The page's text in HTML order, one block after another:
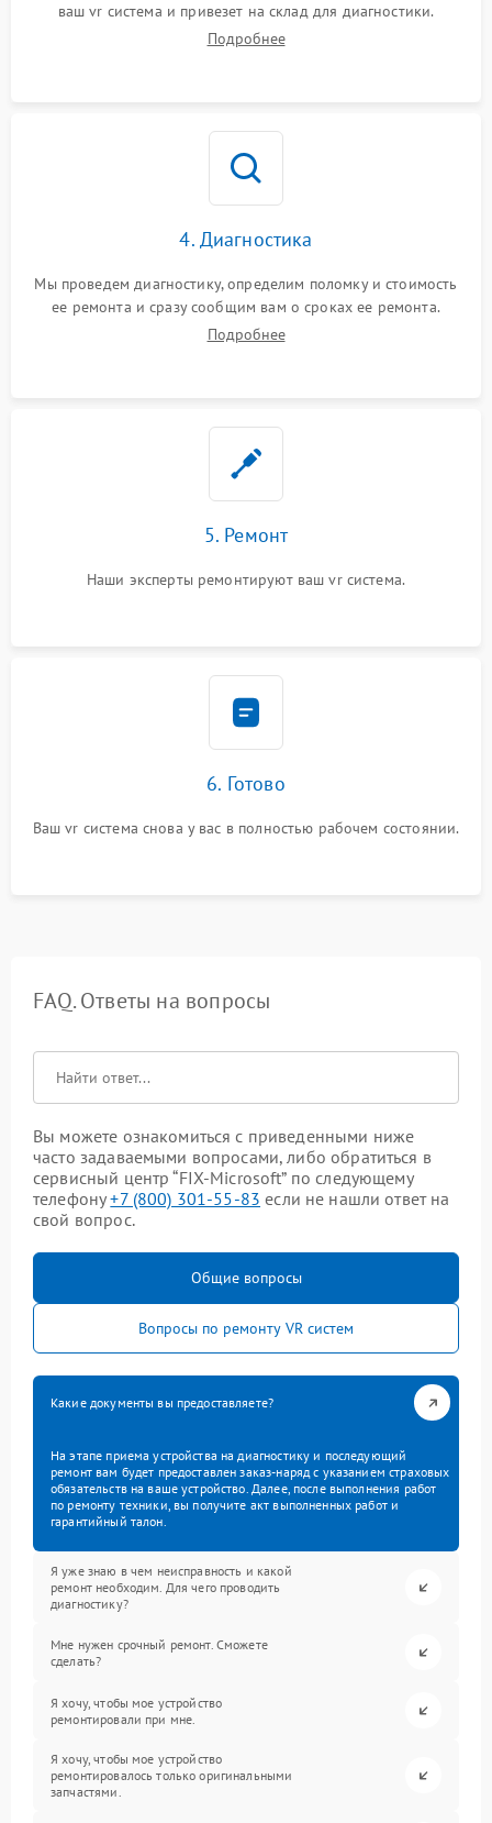
ваш vr система и привезет на склад для диагностики.
Подробнее
4. Диагностика
Мы проведем диагностику, определим поломку и стоимость
ее ремонта и сразу сообщим вам о сроках ее ремонта.
Подробнее
5. Ремонт
Наши эксперты ремонтируют ваш vr система.
6. Готово
Ваш vr система снова у вас в полностью рабочем состоянии.
FAQ. Ответы на вопросы
Вы можете ознакомиться с приведенными ниже
часто задаваемыми вопросами, либо обратиться в
сервисный центр “FIX-Microsoft” по следующему
телефону+7 (800) 301-55-83 если не нашли ответ на
свой вопрос.
Общие вопросы
Вопросы по ремонту VR систем
Какие документы вы предоставляете?
На этапе приема устройства на диагностику и последующий
ремонт вам будет предоставлен заказ-наряд с указанием страховых
обязательств на ваше устройство. Далее, после выполнения работ
по ремонту техники, вы получите акт выполненных работ и
гарантийный талон.
Я уже знаю в чем неисправность и какой
ремонт необходим. Для чего проводить
диагностику?
Мне нужен срочный ремонт. Сможете
сделать?
Я хочу, чтобы мое устройство
ремонтировали при мне.
Я хочу, чтобы мое устройство
ремонтировалось только оригинальными
запчастями.